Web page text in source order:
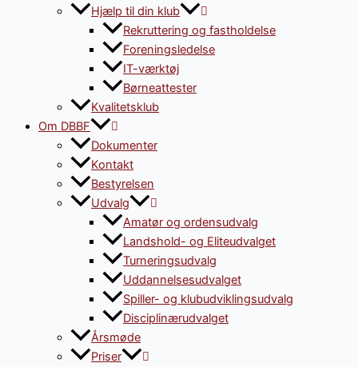
Hjælp til din klub
Rekruttering og fastholdelse
Foreningsledelse
IT-værktøj
Børneattester
Kvalitetsklub
Om DBBF
Dokumenter
Kontakt
Bestyrelsen
Udvalg
Amatør og ordensudvalg
Landshold- og Eliteudvalget
Turneringsudvalg
Uddannelsesudvalget
Spiller- og klubudviklingsudvalg
Disciplinærudvalget
Årsmøde
Priser